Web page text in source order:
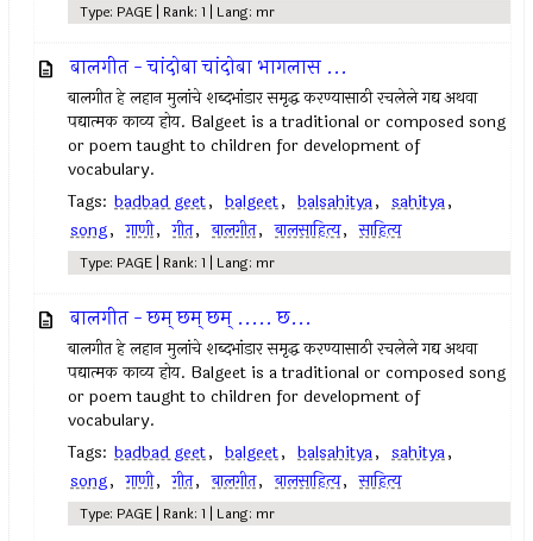
Type: PAGE | Rank: 1 | Lang: mr
बालगीत - चांदोबा चांदोबा भागलास ...
बालगीत हे लहान मुलांचे शब्दभांडार समृद्ध करण्यासाठी रचलेले गद्य अथवा
पद्यात्मक काव्य होय. Balgeet is a traditional or composed song
or poem taught to children for development of
vocabulary.
Tags: badbad geet, balgeet, balsahitya, sahitya,
song, गाणी, गीत, बालगीत, बालसाहित्य, साहित्य
Type: PAGE | Rank: 1 | Lang: mr
बालगीत - छम्‌ छम्‌ छम्‌ ..... छ...
बालगीत हे लहान मुलांचे शब्दभांडार समृद्ध करण्यासाठी रचलेले गद्य अथवा
पद्यात्मक काव्य होय. Balgeet is a traditional or composed song
or poem taught to children for development of
vocabulary.
Tags: badbad geet, balgeet, balsahitya, sahitya,
song, गाणी, गीत, बालगीत, बालसाहित्य, साहित्य
Type: PAGE | Rank: 1 | Lang: mr